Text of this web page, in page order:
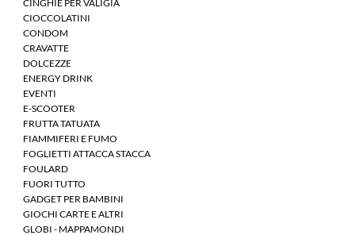
CINGHIE PER VALIGIA
CIOCCOLATINI
CONDOM
CRAVATTE
DOLCEZZE
ENERGY DRINK
EVENTI
E-SCOOTER
FRUTTA TATUATA
FIAMMIFERI E FUMO
FOGLIETTI ATTACCA STACCA
FOULARD
FUORI TUTTO
GADGET PER BAMBINI
GIOCHI CARTE E ALTRI
GLOBI - MAPPAMONDI